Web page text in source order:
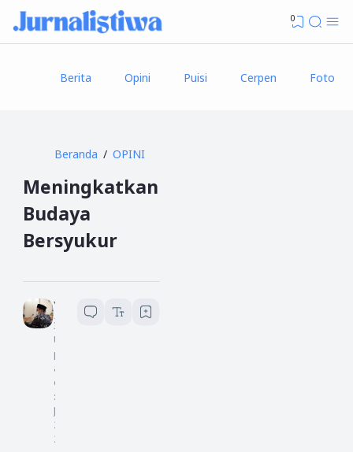
0
Berita Opini Puisi Cerpen Foto
Beranda OPINI
Meningkatkan
Budaya
Bersyukur
3
U
pd
at
ed
:
Juli
20
24